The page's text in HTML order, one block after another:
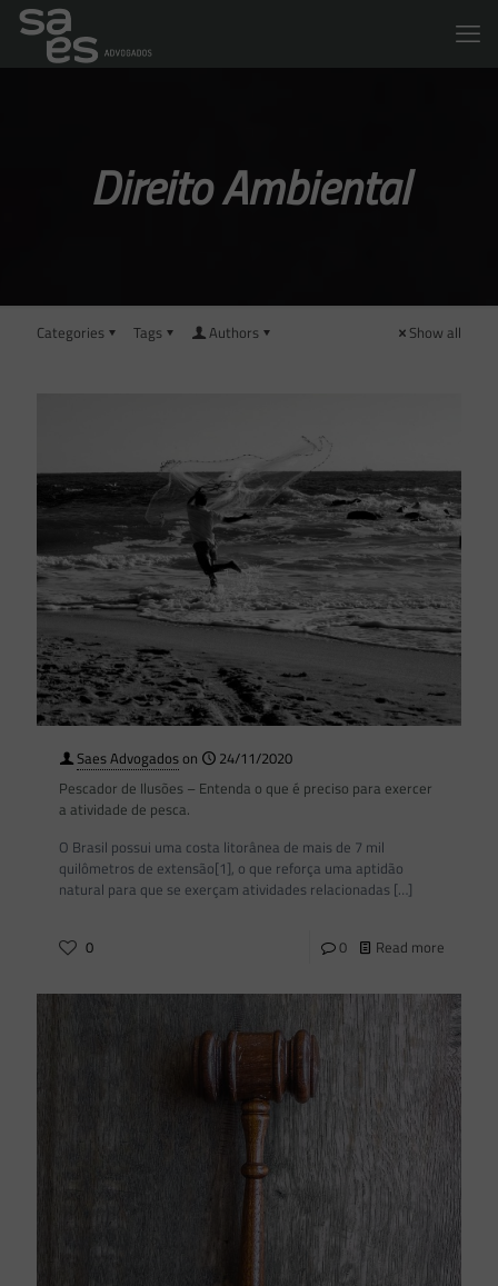
Direito Ambiental
Categories Tags Authors Show all
Saes Advogadoson
24/11/2020
Pescador de Ilusões – Entenda o que é preciso para exercer
a atividade de pesca.
O Brasil possui uma costa litorânea de mais de 7 mil
quilômetros de extensão[1], o que reforça uma aptidão
natural para que se exerçam atividades relacionadas […]
0 0 Read more